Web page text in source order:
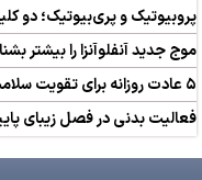
پروبیوتیک و پری‌بیوتیک؛ دو
موج جدید آنفلوآنزا را بیشتر
۵ عادت روزانه برای تقویت سلامت روان
فعالیت بدنی در فصل زیبای